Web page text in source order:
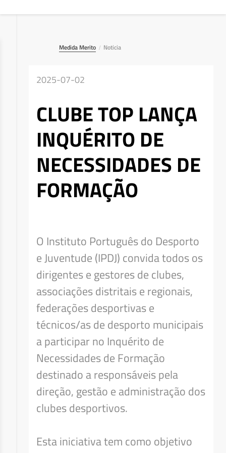
Medida Merito / Noticia
2025-07-02
CLUBE TOP LANÇA
INQUÉRITO DE
NECESSIDADES DE
FORMAÇÃO
O Instituto Português do Desporto
e Juventude (IPDJ) convida todos os
dirigentes e gestores de clubes,
associações distritais e regionais,
federações desportivas e
técnicos/as de desporto municipais
a participar no Inquérito de
Necessidades de Formação
destinado a responsáveis pela
direção, gestão e administração dos
clubes desportivos.
Esta iniciativa tem como objetivo
Deseja apagar o ficheiro?